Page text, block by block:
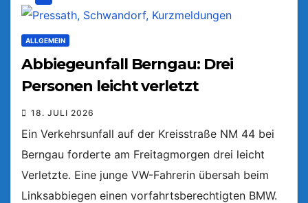
ALLGEMEIN
Abbiegeunfall Berngau: Drei
Personen leicht verletzt
18. JULI 2026
Ein Verkehrsunfall auf der Kreisstraße NM 44 bei
Berngau forderte am Freitagmorgen drei leicht
Verletzte. Eine junge VW-Fahrerin übersah beim
Linksabbiegen einen vorfahrtsberechtigten BMW.